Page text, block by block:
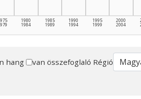
1980
1984
1985
1989
1990
1994
1995
1999
2000
2004
hang van összefoglaló Régió